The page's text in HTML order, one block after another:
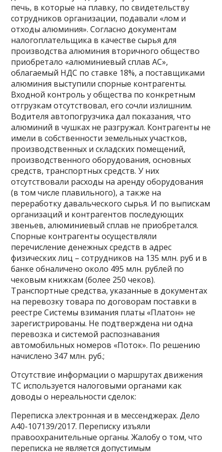
печь, в которые на плавку, по свидетельству
сотрудников организации, подавали «лом и
отходы алюминия». Согласно документам
налогоплательщика в качестве сырья для
производства алюминия вторичного общество
приобретало «алюминиевый сплав АС»,
облагаемый НДС по ставке 18%, а поставщиками
алюминия выступили спорные контрагенты.
Входной контроль у общества по конкретным
отгрузкам отсутствовал, его сочли излишним.
Водителя автопогрузчика дал показания, что
алюминий в чушках не разгружал. Контрагенты не
имели в собственности земельных участков,
производственных и складских помещений,
производственного оборудования, основных
средств, транспортных средств. У них
отсутствовали расходы на аренду оборудования
(в том числе плавильного), а также на
переработку давальческого сырья. И по выпискам
организаций и контрагентов последующих
звеньев, алюминиевый сплав не приобретался.
Спорные контрагенты осуществляли
перечисление денежных средств в адрес
физических лиц – сотрудников на 135 млн. руб и в
банке обналичено около 495 млн. рублей по
чековым книжкам (более 250 чеков).
Транспортные средства, указанные в документах
на перевозку товара по договорам поставки в
реестре Системы взимания платы «Платон» не
зарегистрированы. Не подтверждена ни одна
перевозка и системой распознавания
автомобильных номеров «Поток». По решению
начислено 347 млн. руб.;
Отсутствие информации о маршрутах движения
ТС используется налоговыми органами как
доводы о нереальности сделок:
Переписка электронная и в мессенджерах. Дело
А40-107139/2017. Переписку изъяли
правоохранительные органы. Жалобу о том, что
переписка не является допустимым